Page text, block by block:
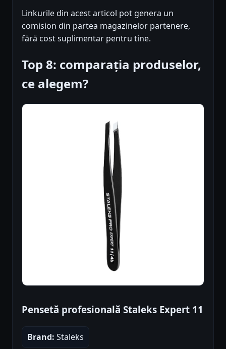
Linkurile din acest articol pot genera un
comision din partea magazinelor partenere,
fără cost suplimentar pentru tine.
Top 8: comparația produselor,
ce alegem?
Pensetă profesională Staleks Expert 11
Brand: Staleks